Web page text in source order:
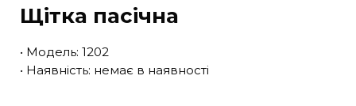
Щітка пасічна
• Модель: 1202
• Наявність: немає в наявності